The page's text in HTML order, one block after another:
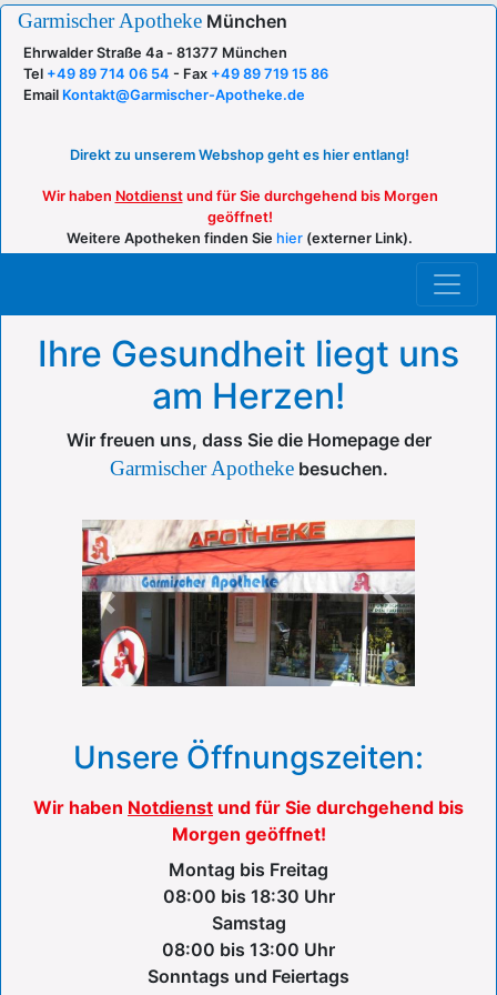
Garmischer Apotheke München
Ehrwalder Straße 4a - 81377 München
Tel +49 89 714 06 54 - Fax +49 89 719 15 86
Email Kontakt@Garmischer-Apotheke.de
Direkt zu unserem Webshop geht es hier entlang!
Wir haben Notdienstund für Sie durchgehend bis Morgen
geöffnet!
Weitere Apotheken finden Sie hier (externer Link).
Ihre Gesundheit liegt uns
am Herzen!
Wir freuen uns, dass Sie die Homepage der
Garmischer Apothekebesuchen.
Previous Next
Unsere Öffnungszeiten:
Wir haben Notdienst und für Sie durchgehend bis
Morgen geöffnet!
Montag bis Freitag
08:00 bis 18:30 Uhr
Samstag
08:00 bis 13:00 Uhr
Sonntags und Feiertags